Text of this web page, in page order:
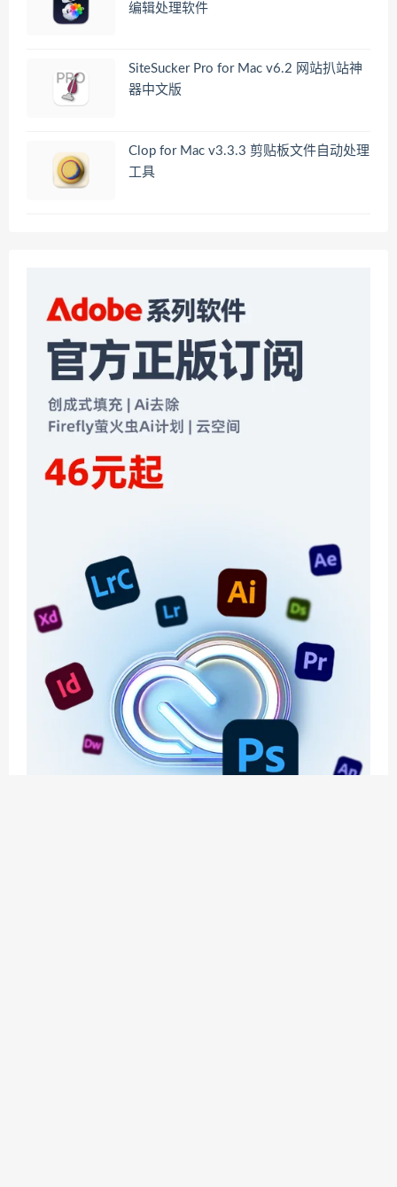
编辑处理软件
SiteSucker Pro for Mac v6.2 网站扒站神
器中文版
Clop for Mac v3.3.3 剪贴板文件自动处理
工具